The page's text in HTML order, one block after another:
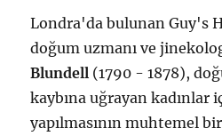
Londra'da bulunan Guy's
doğum uzmanı ve
Blundell (1790 - 1878),
kaybına uğrayan kadınlar
yapılmasının muhtemel